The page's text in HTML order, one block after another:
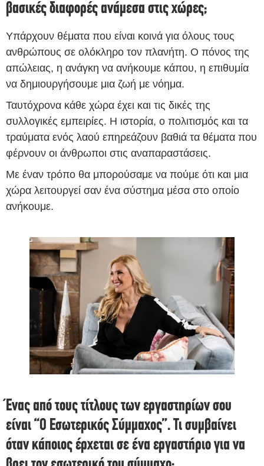
βασικές διαφορές ανάμεσα στις χώρες;
Υπάρχουν θέματα που είναι κοινά για όλους τους
ανθρώπους σε ολόκληρο τον πλανήτη. Ο πόνος της
απώλειας, η ανάγκη να ανήκουμε κάπου, η επιθυμία
να δημιουργήσουμε μια ζωή με νόημα.
Ταυτόχρονα κάθε χώρα έχει και τις δικές της
συλλογικές εμπειρίες. Η ιστορία, ο πολιτισμός και τα
τραύματα ενός λαού επηρεάζουν βαθιά τα θέματα που
φέρνουν οι άνθρωποι στις αναπαραστάσεις.
Με έναν τρόπο θα μπορούσαμε να πούμε ότι και μια
χώρα λειτουργεί σαν ένα σύστημα μέσα στο οποίο
ανήκουμε.
Ένας από τους τίτλους των εργαστηρίων σου
είναι “Ο Εσωτερικός Σύμμαχος”. Τι συμβαίνει
όταν κάποιος έρχεται σε ένα εργαστήριο για να